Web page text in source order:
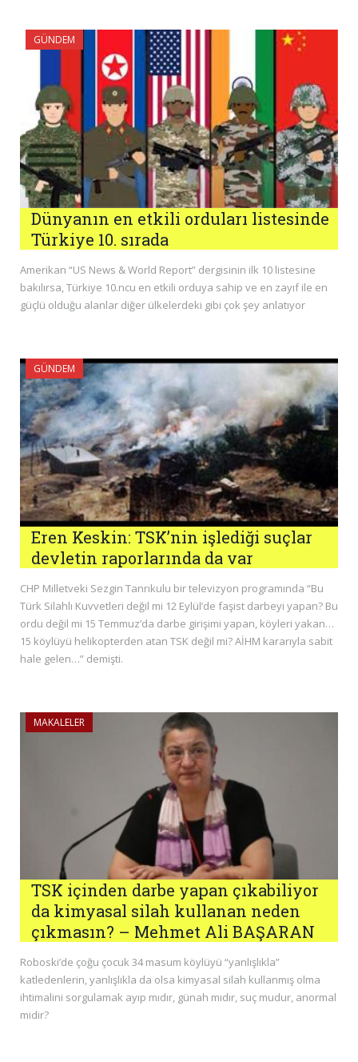
GÜNDEM
Dünyanın en etkili orduları listesinde
Türkiye 10. sırada
Amerikan “US News & World Report” dergisinin ilk 10 listesine
bakılırsa, Türkiye 10.ncu en etkili orduya sahip ve en zayıf ile en
güçlü olduğu alanlar diğer ülkelerdeki gibi çok şey anlatıyor
GÜNDEM
Eren Keskin: TSK’nin işlediği suçlar
devletin raporlarında da var
CHP Milletveki Sezgin Tanrıkulu bir televizyon programında “Bu
Türk Silahlı Kuvvetleri değil mi 12 Eylül’de faşist darbeyi yapan? Bu
ordu değil mi 15 Temmuz’da darbe girişimi yapan, köyleri yakan…
15 köylüyü helikopterden atan TSK değil mi? AİHM kararıyla sabit
hale gelen…” demişti.
MAKALELER
TSK içinden darbe yapan çıkabiliyor
da kimyasal silah kullanan neden
çıkmasın? – Mehmet Ali BAŞARAN
Roboski’de çoğu çocuk 34 masum köylüyü “yanlışlıkla”
katledenlerin, yanlışlıkla da olsa kimyasal silah kullanmış olma
ihtimalini sorgulamak ayıp mıdır, günah mıdır, suç mudur, anormal
midir?